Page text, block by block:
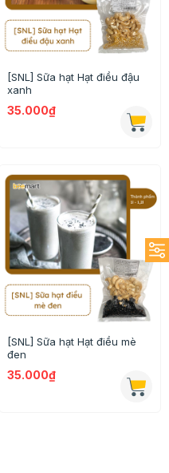
[SNL] Sữa hạt Hạt điều đậu
xanh
35.000₫
[SNL] Sữa hạt Hạt điều mè
đen
35.000₫